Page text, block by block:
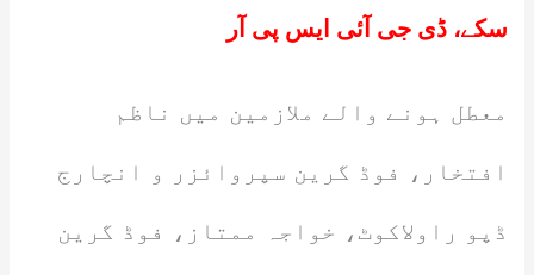
سکے، ڈی جی آئی ایس پی آر
معطل ہونے والے ملازمین میں ناظم
افتخار، فوڈ گرین سپروائزر و انچارج
ڈپو راولاکوٹ، خواجہ ممتاز، فوڈ گرین